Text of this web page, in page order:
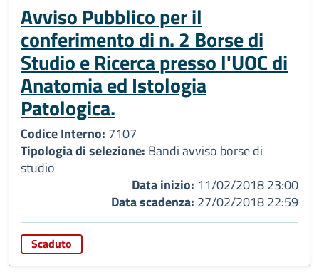
Avviso Pubblico per il
conferimento di n. 2 Borse di
Studio e Ricerca presso l'UOC di
Anatomia ed Istologia
Patologica.
Codice Interno: 7107
Tipologia di selezione: Bandi avviso borse di
studio
Data inizio: 11/02/2018 23:00
Data scadenza: 27/02/2018 22:59
Scaduto